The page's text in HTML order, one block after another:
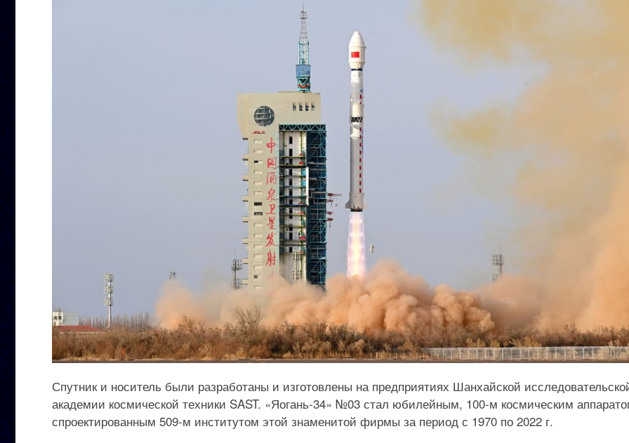
Спутник и носитель были разработаны и изготовлены на предприятиях Шанхайской
академии космической техники SAST. «Яогань-34» №03 стал юбилейным, 100-м космическим
спроектированным 509-м институтом этой знаменитой фирмы за период с 1970 по 2022 г.